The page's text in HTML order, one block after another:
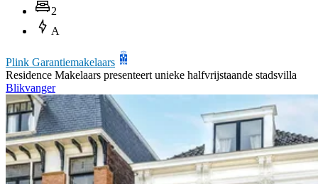
2
A
Plink Garantiemakelaars
Residence Makelaars presenteert unieke halfvrijstaande stadsvilla
Blikvanger